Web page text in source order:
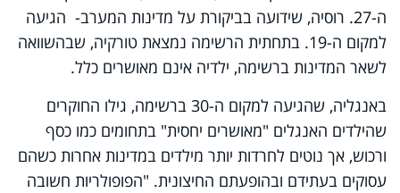
ה-27. רוסיה, שידועה בביקורת על מדינות המערב- הגיעה
למקום ה-19. בתחתית הרשימה נמצאת טורקיה, שבהשוואה
לשאר המדינות ברשימה, ילדיה אינם מאושרים כלל.
באנגליה, שהגיעה למקום ה-30 ברשימה, גילו החוקרים
שהילדים האנגלים "מאושרים יחסית" בתחומים כמו כסף
ורכוש, אך נוטים לחרדות יותר מילדים במדינות אחרות כשהם
עסוקים בעתידם ובהופעתם החיצונית. "הפופולריות חשובה